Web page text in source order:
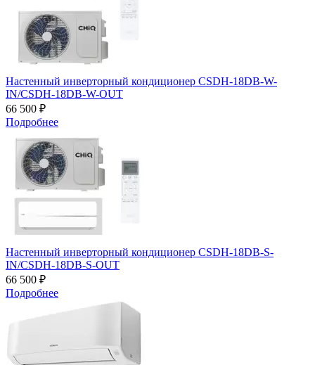
Настенный инверторный кондиционер CSDH-18DB-W-
IN/CSDH-18DB-W-OUT
66 500 ₽
Подробнее
Настенный инверторный кондиционер CSDH-18DB-S-
IN/CSDH-18DB-S-OUT
66 500 ₽
Подробнее